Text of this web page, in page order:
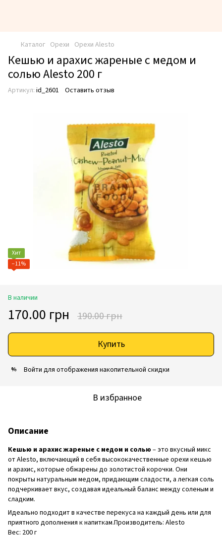
Каталог Орехи Орехи Alesto
Кешью и арахис жареные с медом и
солью Alesto 200 г
Артикул: id_2601 Оставить отзыв
Хит
−11%
В наличии
170.00 грн 190.00 грн
Купить
% Войти для отображения накопительной скидки
В избранное
Описание
Кешью и арахис жареные с медом и солью – это вкусный микс
от Alesto, включающий в себя высококачественные орехи кешью
и арахис, которые обжарены до золотистой корочки. Они
покрыты натуральным медом, придающим сладости, а легкая соль
подчеркивает вкус, создавая идеальный баланс между соленым и
сладким.
Идеально подходит в качестве перекуса на каждый день или для
приятного дополнения к напиткам.Производитель: Alesto
Вес: 200 г